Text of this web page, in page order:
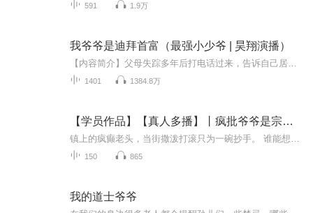
591 1.9万
我爷爷是迪拜首富（最强小少爷 | 昊翔演播）
1401 1384.8万
【学员作品】【真人多播】丨疯批爷爷是宗师丨非遗传承
150 865
我的道士爷爷